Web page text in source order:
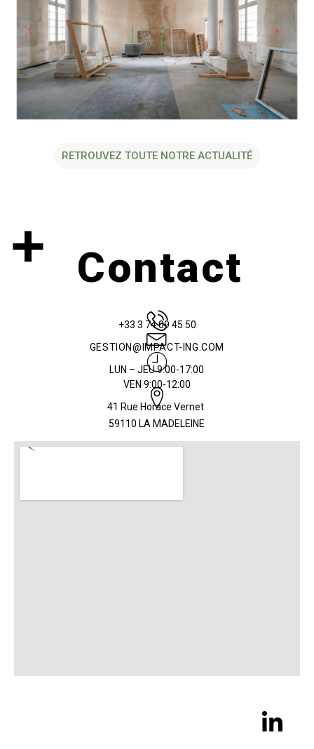
RETROUVEZ TOUTE NOTRE ACTUALITÉ
+ Contact
+33 3 74 09 45 50
GESTION@IMPACT-ING.COM
LUN – JEU 9:00-17:00
VEN 9:00-12:00
41 Rue Horace Vernet
59110 LA MADELEINE